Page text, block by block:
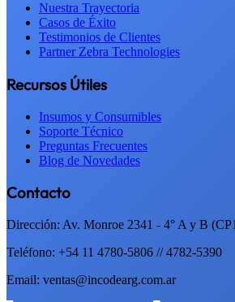
Nuestra Trayectoria
Casos de Éxito
Testimonios de Clientes
Partner Zebra Technologies
Recursos Útiles
Insumos y Consumibles
Soporte Técnico
Preguntas Frecuentes
Blog de Novedades
Contacto
Dirección: Av. Monroe 2341 - 4° A y B
Teléfono: +54 11 4780-5806 // 4782-5390
Email: ventas@incodearg.com.ar